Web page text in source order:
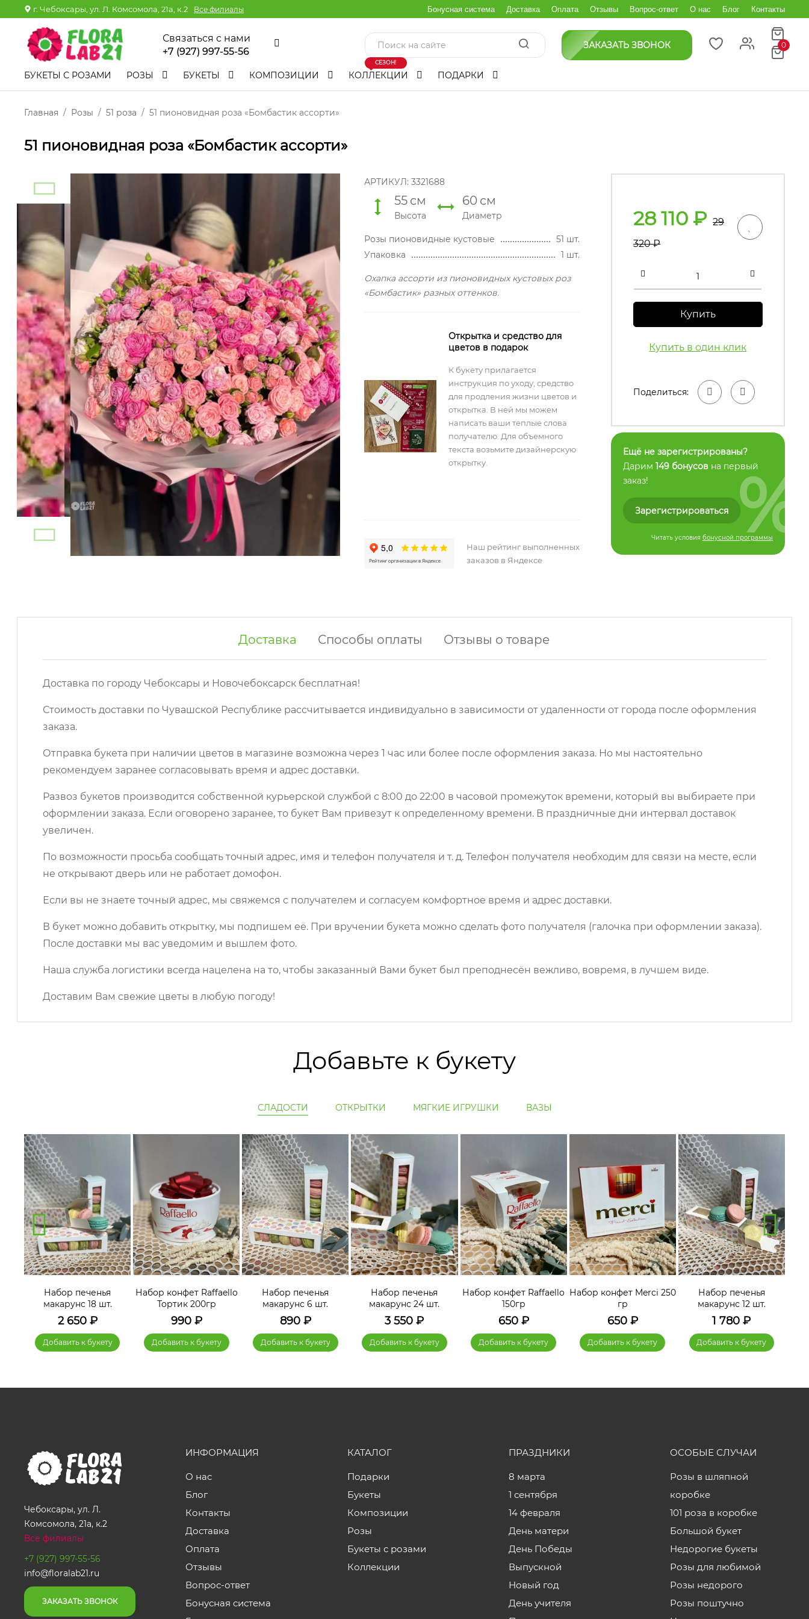
г. Чебоксары, ул. Л. Комсомола, 21а, к.2 Все филиалы Бонусная система Доставка Оплата Отзывы Вопрос-ответ О нас Блог Контакты
Связаться с нами
+7 (927) 997-55-56
ЗАКАЗАТЬ ЗВОНОК 0
БУКЕТЫ С РОЗАМИ РОЗЫ БУКЕТЫ КОМПОЗИЦИИ КОЛЛЕКЦИИ
СЕЗОН!
ПОДАРКИ
Главная Розы 51 роза 51 пионовидная роза «Бомбастик ассорти»
51 пионовидная роза «Бомбастик ассорти»
АРТИКУЛ: 3321688
55 см
Высота
60 см
Диаметр
Розы пионовидные кустовые
51 шт.
Упаковка
1 шт.
Охапка ассорти из пионовидных кустовых роз
«Бомбастик» разных оттенков.
Открытка и средство для
цветов в подарок
К букету прилагается
инструкция по уходу, средство
для продления жизни цветов и
открытка. В ней мы можем
написать ваши теплые слова
получателю. Для объемного
текста возьмите дизайнерскую
открытку.
Наш рейтинг выполненных
заказов в Яндексе
28 110₽ 29
320₽
Купить
Купить в один клик
Поделиться:
Ещё не зарегистрированы?
Дарим 149 бонусовна первый
заказ!
Зарегистрироваться
Читать условия бонусной программы
%
Доставка Способы оплаты Отзывы о товаре
Доставка по городу Чебоксары и Новочебоксарск бесплатная!
Стоимость доставки по Чувашской Республике рассчитывается индивидуально в зависимости от удаленности от города после оформления
заказа.
Отправка букета при наличии цветов в магазине возможна через 1 час или более после оформления заказа. Но мы настоятельно
рекомендуем заранее согласовывать время и адрес доставки.
Развоз букетов производится собственной курьерской службой с 8:00 до 22:00 в часовой промежуток времени, который вы выбираете при
оформлении заказа. Если оговорено заранее, то букет Вам привезут к определенному времени. В праздничные дни интервал доставок
увеличен.
По возможности просьба сообщать точный адрес, имя и телефон получателя и т. д. Телефон получателя необходим для связи на месте, если
не открывают дверь или не работает домофон.
Если вы не знаете точный адрес, мы свяжемся с получателем и согласуем комфортное время и адрес доставки.
В букет можно добавить открытку, мы подпишем её. При вручении букета можно сделать фото получателя (галочка при оформлении заказа).
После доставки мы вас уведомим и вышлем фото.
Наша служба логистики всегда нацелена на то, чтобы заказанный Вами букет был преподнесён вежливо, вовремя, в лучшем виде.
Доставим Вам свежие цветы в любую погоду!
Добавьте к букету
СЛАДОСТИ ОТКРЫТКИ МЯГКИЕ ИГРУШКИ ВАЗЫ
Набор печенья
макарунс 18 шт.
2 650₽
Добавить к букету
Набор конфет Raffaello
Тортик 200гр
990₽
Добавить к букету
Набор печенья
макарунс 6 шт.
890₽
Добавить к букету
Набор печенья
макарунс 24 шт.
3 550 ₽
Добавить к букету
Набор конфет Raffaello
150гр
650₽
Добавить к букету
Набор конфет Merci 250
гр
650₽
Добавить к букету
Набор печенья
макарунс 12 шт.
1 780 ₽
Добавить к букету
Чебоксары, ул. Л.
Комсомола, 21а, к.2
Все филиалы
+7 (927) 997-55-56
info@floralab21.ru
ЗАКАЗАТЬ ЗВОНОК
ИНФОРМАЦИЯ
О нас
Блог
Контакты
Доставка
Оплата
Отзывы
Вопрос-ответ
Бонусная система
КАТАЛОГ
Подарки
Букеты
Композиции
Розы
Букеты с розами
Коллекции
ПРАЗДНИКИ
8 марта
1 сентября
14 февраля
День матери
День Победы
Выпускной
Новый год
День учителя
ОСОБЫЕ СЛУЧАИ
Розы в шляпной
коробке
101 роза в коробке
Большой букет
Недорогие букеты
Розы для любимой
Розы недорого
Розы поштучно